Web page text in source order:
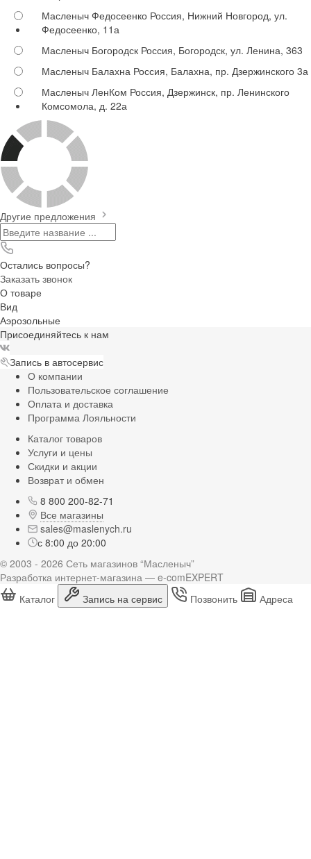
Масленыч Федосеенко Россия, Нижний Новгород, ул.
Федосеенко, 11а
Масленыч Богородск Россия, Богородск, ул. Ленина, 363
Масленыч Балахна Россия, Балахна, пр. Дзержинского 3а
Масленыч ЛенКом Россия, Дзержинск, пр. Ленинского
Комсомола, д. 22а
Другие предложения
Остались вопросы?
Заказать звонок
О товаре
Вид
Аэрозольные
Присоединяйтесь к нам
Запись в автосервис
О компании
Пользовательское соглашение
Оплата и доставка
Программа Лояльности
Каталог товаров
Услуги и цены
Скидки и акции
Возврат и обмен
8 800 200-82-71
Все магазины
sales@maslenych.ru
с 8:00 до 20:00
© 2003 - 2026 Сеть магазинов “Масленыч”
Разработка интернет-магазина — e-comEXPERT
Каталог
Запись на сервис Позвонить Адреса